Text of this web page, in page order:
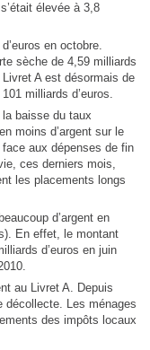
élevée à 3,8
en octobre.
sèche de 4,59 milliards
Livret A est désormais de
milliards d’euros.
baisse du taux
moins d’argent sur le
aux dépenses de fin
ces derniers mois,
les placements longs
d’argent en
En effet, le montant
d’euros en juin
au Livret A. Depuis
décollecte. Les ménages
des impôts locaux